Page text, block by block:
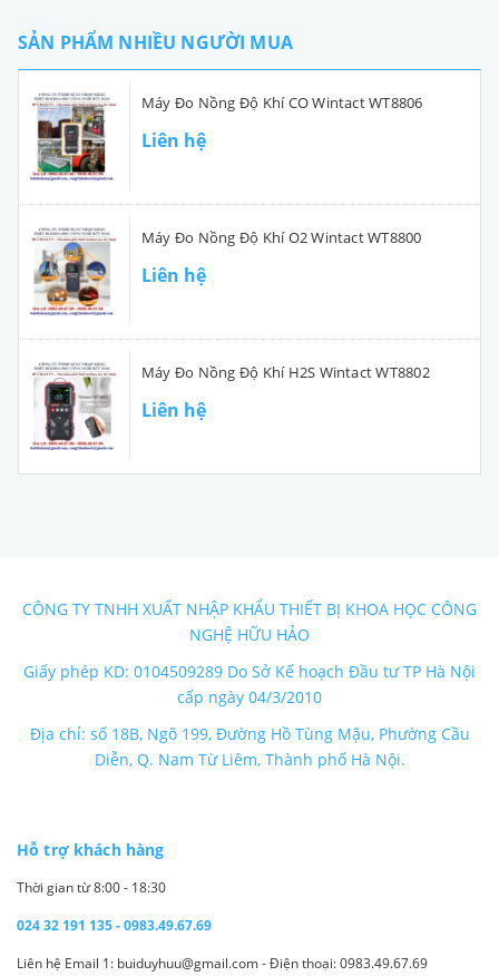
SẢN PHẨM NHIỀU NGƯỜI MUA
Máy Đo Nồng Độ Khí CO Wintact WT8806
Liên hệ
Máy Đo Nồng Độ Khí O2 Wintact WT8800
Liên hệ
Máy Đo Nồng Độ Khí H2S Wintact WT8802
Liên hệ
CÔNG TY TNHH XUẤT NHẬP KHẨU THIẾT BỊ KHOA HỌC CÔNG
NGHỆ HỮU HẢO
Giấy phép KD: 0104509289 Do Sở Kế hoạch Đầu tư TP Hà Nội
cấp ngày 04/3/2010
Địa chỉ: số 18B, Ngõ 199, Đường Hồ Tùng Mậu, Phường Cầu
Diễn, Q. Nam Từ Liêm, Thành phố Hà Nội.
Hỗ trợ khách hàng
Thời gian từ 8:00 - 18:30
024 32 191 135 - 0983.49.67.69
Liên hệ Email 1: buiduyhuu@gmail.com - Điện thoại: 0983.49.67.69